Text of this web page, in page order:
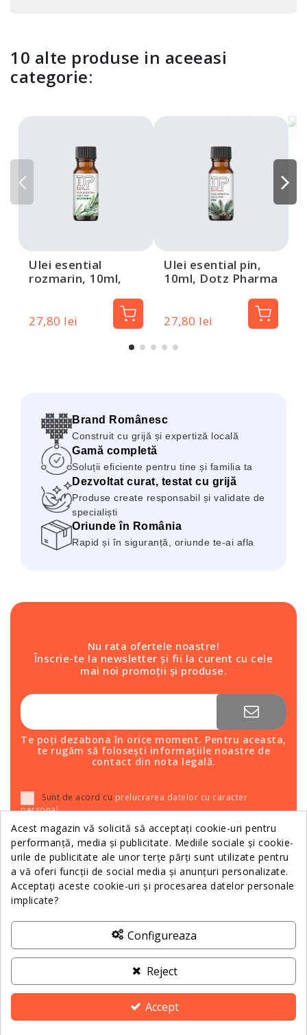
10 alte produse in aceeasi
categorie:
Ulei esential
rozmarin, 10ml,
27,80 lei
Ulei esential pin,
10ml, Dotz Pharma
27,80 lei
Brand Românesc
Construit cu grijă și expertiză locală
Gamă completă
Soluții eficiente pentru tine și familia ta
Dezvoltat curat, testat cu grijă
Produse create responsabil și validate de
specialiști
Oriunde în România
Rapid și în siguranță, oriunde te-ai afla
Nu rata ofertele noastre!
Înscrie-te la newsletter și fii la curent cu cele
mai noi promoții și produse.
Te poți dezabona în orice moment. Pentru aceasta,
te rugăm să folosești informațiile noastre de
contact din nota legală.
Sunt de acord cu prelucrarea datelor cu caracter
personal.
Relații Clienții
Informații
Despre Noi
Contactează-ne
ANPC
Acest magazin vă solicită să acceptați cookie-uri pentru
performanță, media și publicitate. Mediile sociale și cookie-
urile de publicitate ale unor terțe părți sunt utilizate pentru
a vă oferi funcții de social media și anunțuri personalizate.
Acceptați aceste cookie-uri și procesarea datelor personale
implicate?
Configureaza
Reject
Accept